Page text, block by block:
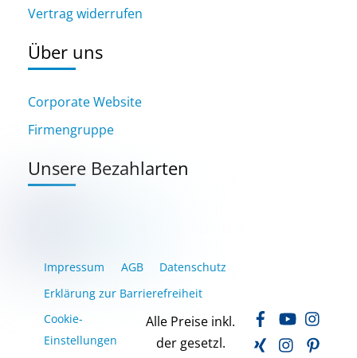
Vertrag widerrufen
Über uns
Corporate Website
Firmengruppe
Unsere Bezahlarten
Impressum AGB
Datenschutz
Erklärung zur Barrierefreiheit
Cookie-
Einstellungen
Alle Preise inkl.
der gesetzl.
FacebookYouTube
Xing
LinkedIn